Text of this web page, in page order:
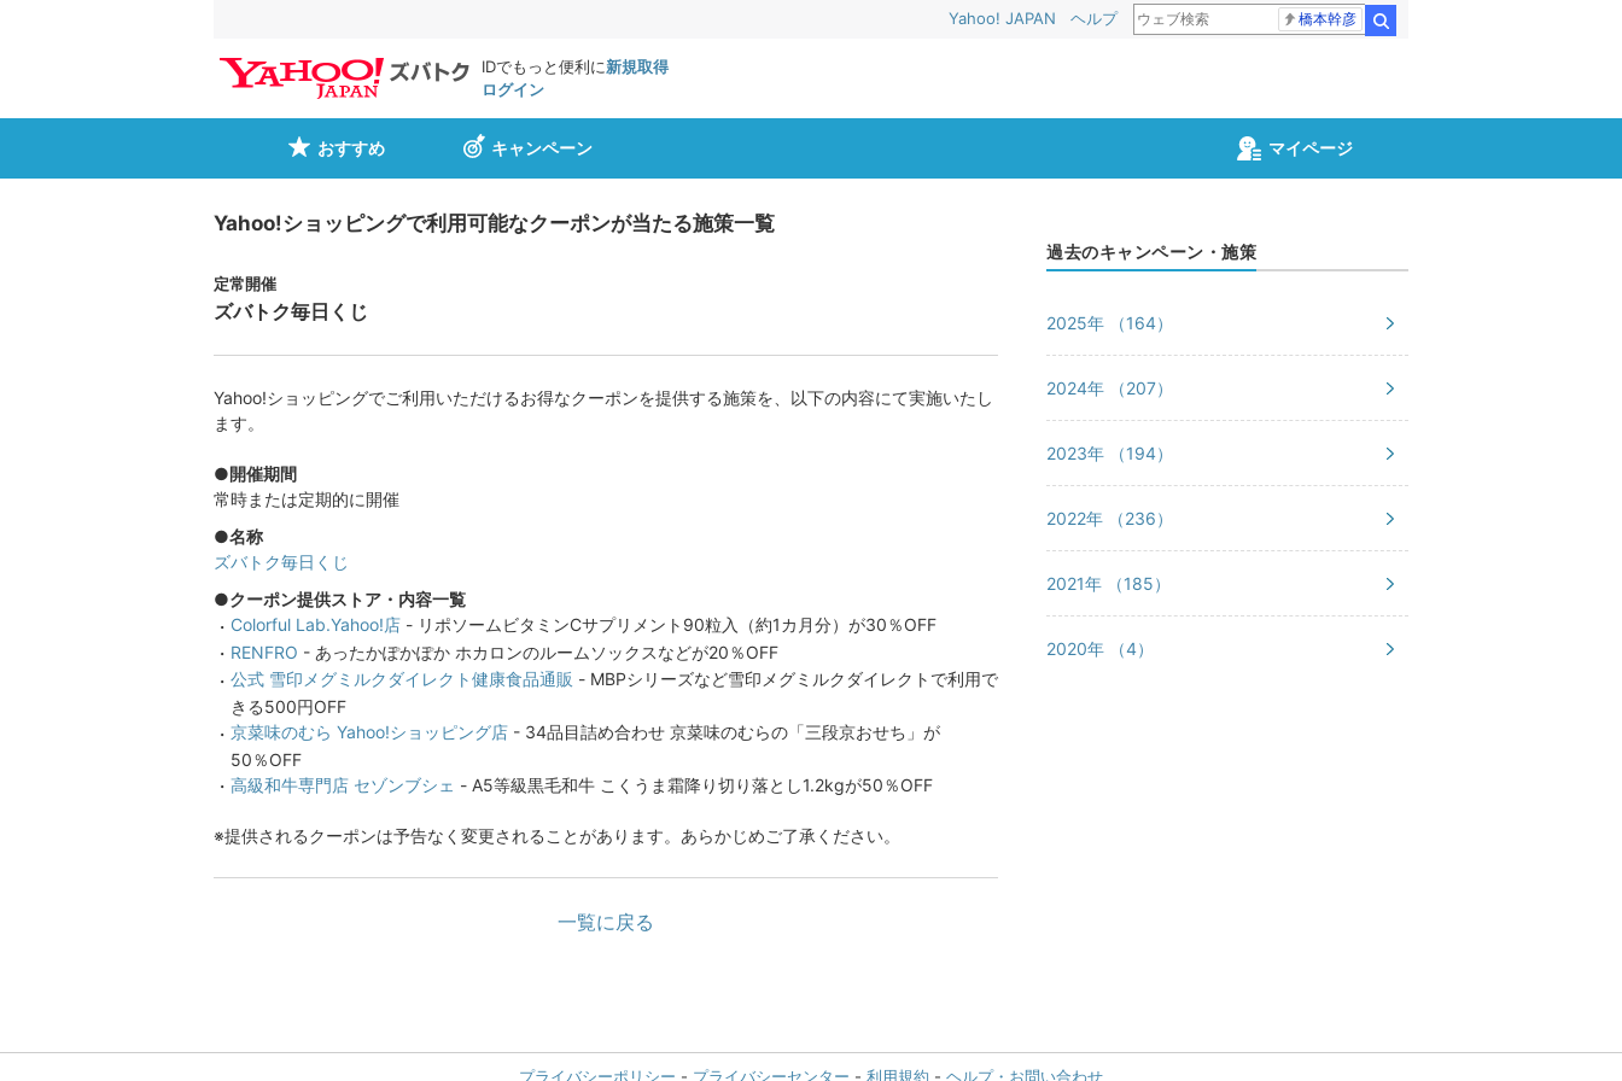
Yahoo! JAPAN ヘルプ 橋本幹彦
IDでもっと便利に新規取得
ログイン
おすすめ キャンペーン マイページ
Yahoo!ショッピングで利用可能なクーポンが当たる施策一覧
定常開催
ズバトク毎日くじ
Yahoo!ショッピングでご利用いただけるお得なクーポンを提供する施策を、以下の内容にて実施いたし
ます。
●開催期間
常時または定期的に開催
●名称
ズバトク毎日くじ
●クーポン提供ストア・内容一覧
Colorful Lab.Yahoo!店 - リポソームビタミンCサプリメント90粒入（約1カ月分）が30％OFF
RENFRO - あったかぽかぽか ホカロンのルームソックスなどが20％OFF
公式 雪印メグミルクダイレクト健康食品通販 - MBPシリーズなど雪印メグミルクダイレクトで利用で
きる500円OFF
京菜味のむら Yahoo!ショッピング店 - 34品目詰め合わせ 京菜味のむらの「三段京おせち」が
50％OFF
高級和牛専門店 セゾンブシェ - A5等級黒毛和牛 こくうま霜降り切り落とし1.2kgが50％OFF
提供されるクーポンは予告なく変更されることがあります。あらかじめご了承ください。
一覧に戻る
過去のキャンペーン・施策
2025年 （164）
2024年 （207）
2023年 （194）
2022年 （236）
2021年 （185）
2020年 （4）
プライバシーポリシー - プライバシーセンター - 利用規約 - ヘルプ・お問い合わせ